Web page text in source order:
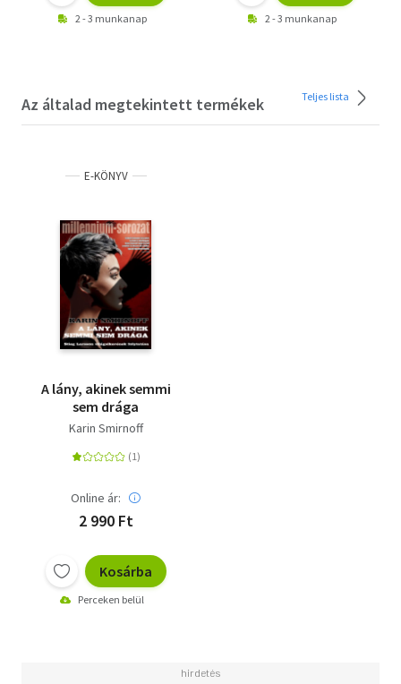
2 - 3 munkanap 2 - 3 munkanap
Az általad megtekintett termékek Teljes lista
E-KÖNYV
A lány, akinek semmi
sem drága
Karin Smirnoff
Online ár:
2 990 Ft
Kosárba
Perceken belül